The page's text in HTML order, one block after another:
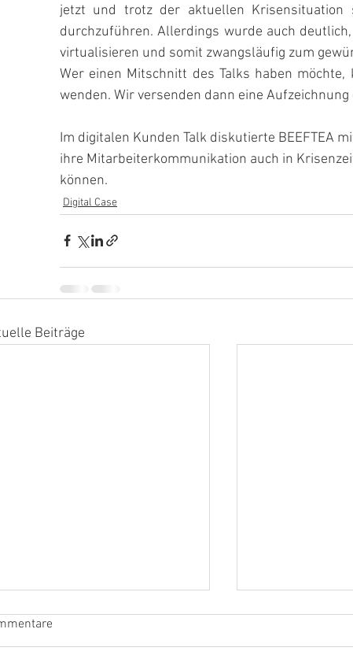
jetzt und trotz der aktuellen Krisensituation
durchzuführen. Allerdings wurde auch
virtualisieren und somit zwangsläufig zum
Wer einen Mitschnitt des Talks haben
wenden. Wir versenden dann eine
Im digitalen Kunden Talk diskutierte BEEFTEA
ihre Mitarbeiterkommunikation auch in
können.
Digital Case
Beiträge